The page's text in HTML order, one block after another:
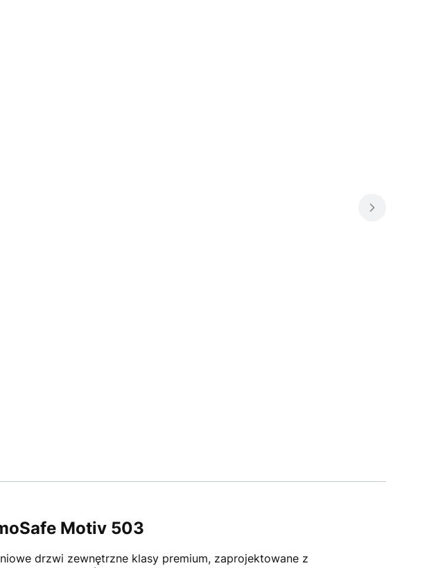
Motiv 503
drzwi zewnętrzne klasy premium, zaprojektowane z